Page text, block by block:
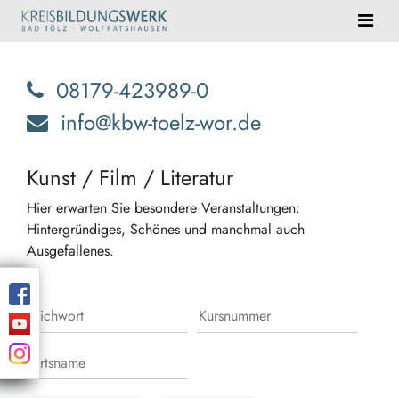
08179-423989-0
info@kbw-toelz-wor.de
Kunst / Film / Literatur
Hier erwarten Sie besondere Veranstaltungen:
Hintergründiges, Schönes und manchmal auch
Ausgefallenes.